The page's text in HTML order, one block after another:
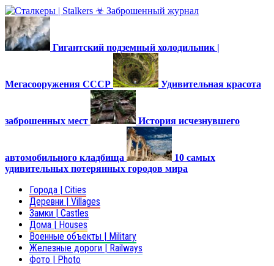
Гигантский подземный холодильник |
Мегасооружения СССР Удивительная красота
заброшенных мест История исчезнувшего
автомобильного кладбища
10 самых
удивительных потерянных городов мира
Города | Cities
Деревни | Villages
Замки | Castles
Дома | Houses
Военные объекты | Military
Железные дороги | Railways
Фото | Photo